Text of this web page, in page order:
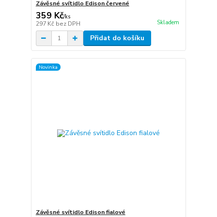
Závěsné svítidlo Edison červené
359 Kč/ks
297 Kč bez DPH Skladem
Přidat do košíku
Novinka
Závěsné svítidlo Edison fialové